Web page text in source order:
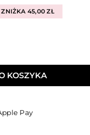
ZNIŻKA 45,00 ZŁ
KOSZYKA
Pay